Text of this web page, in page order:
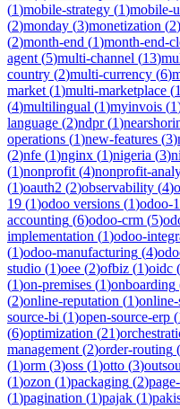
(1)mobile-strategy (1)mobile-
(2)monday (3)monetization (2)
(2)month-end (1)month-end-
agent (5)multi-channel (13)
country (2)multi-currency (6)
market (1)multi-marketplace (1
(4)multilingual (1)myinvois (1
language (2)ndpr(1)
operations (1)new-features (3)
(2)nfe (1)nginx (1)nigeria (3)
(1)nonprofit (4)nonprofit-
(1)oauth2 (2)observability (4)
19 (1)odoo versions (1)odoo-
accounting (6)odoo-crm (5)
implementation (1)odoo-
(1)odoo-manufacturing (4)
studio (1)oee (2)ofbiz (1)oidc (
(1)on-premises (1)onboarding
(2)online-reputation (1)
source-bi (1)open-source-erp (
(6)optimization (21)
management (2)order-routing (
(1)orm (3)oss (1)otto (3)
(1)ozon (1)packaging (2)
(1)pagination (1)pajak (1)